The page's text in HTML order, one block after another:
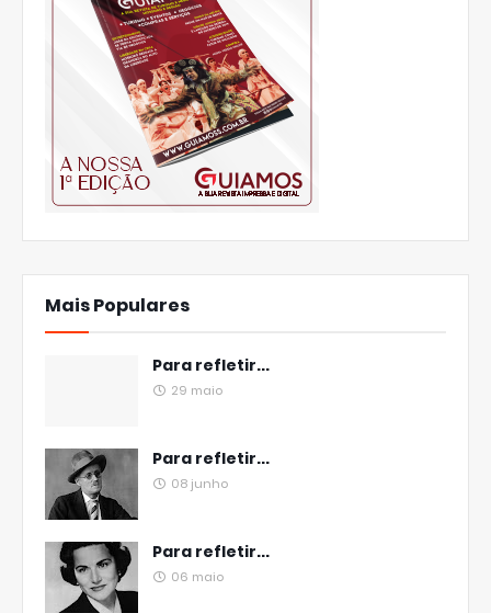
Mais Populares
Para refletir...
29 maio
Para refletir...
08 junho
Para refletir...
06 maio